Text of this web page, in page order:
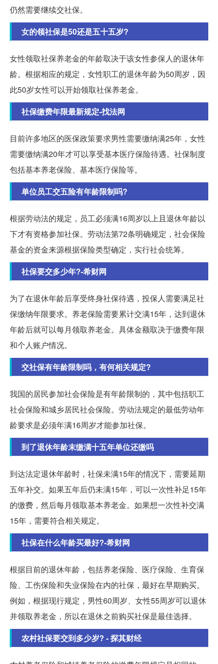
仍然需要继续交社保。
女的领社保是50还是五十五岁?
女性领取社保养老金的年龄取决于该女性参保人的退休年
龄。根据相应的规定，女性职工的退休年龄为50周岁，因
此50岁女性可以开始领取社保养老金。
社保缴费年限最新规定-找法网
目前许多地区的医保政策要求男性需要缴纳满25年，女性
需要缴纳满20年才可以享受基本医疗保险待遇。社保制度
包括基本养老保险、基本医疗保险等。
单位员工交五险有年龄限制吗?
根据劳动法的规定，员工必须满16周岁以上且退休年龄以
下才有资格参加社保。劳动法第72条明确规定，社会保险
基金的资金来源根据保险类型确定，实行社会统筹。
社保要交多少年?-希财网
为了在退休年龄后享受终身社保待遇，投保人需要满足社
保缴纳年限要求。养老保险需要累计交满15年，达到退休
年龄后就可以每月领取养老金。具体金额取决于缴费年限
和个人账户情况。
交社保有年龄限制吗，有何相关规定?
我国的居民参加社会保险是有年龄限制的，其中包括职工
社会保险和城乡居民社会保险。劳动法规定的最低劳动年
龄要求是必须年满16周岁才能参加社保。
到了退休年龄末缴满十五年单位还缴吗
到达法定退休年龄时，社保未满15年的情况下，需要延期
五年补交。如果五年后仍未满15年，可以一次性补足15年
的缴费，然后每月领取基本养老金。如果想一次性补交满
15年，需要符合相关规定。
社保在什么年龄买最好?-希财网
根据目前的退休年龄，包括养老保险、医疗保险、生育保
险、工伤保险和失业保险在内的社保，最好在早期购买。
例如，根据现行规定，男性60周岁、女性55周岁可以退休
并领取养老金，所以在退休之前购买社保是最佳选择。
农村社保要交到多少岁? - 探其财经